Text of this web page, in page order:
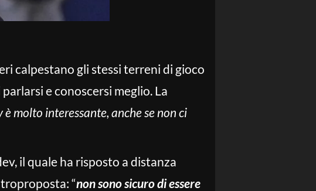
calpestano gli stessi terreni di gioco
e conoscersi meglio. La
è molto interessante, anche se non ci
il quale ha risposto a distanza
“non sono sicuro di essere